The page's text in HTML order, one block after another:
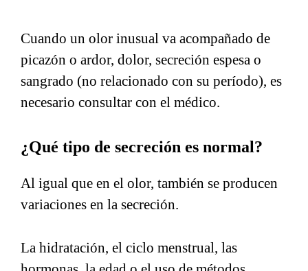
Cuando un olor inusual va acompañado de
picazón o ardor, dolor, secreción espesa o
sangrado (no relacionado con su período), es
necesario consultar con el médico.
¿Qué tipo de secreción es normal?
Al igual que en el olor, también se producen
variaciones en la secreción.
La hidratación, el ciclo menstrual, las